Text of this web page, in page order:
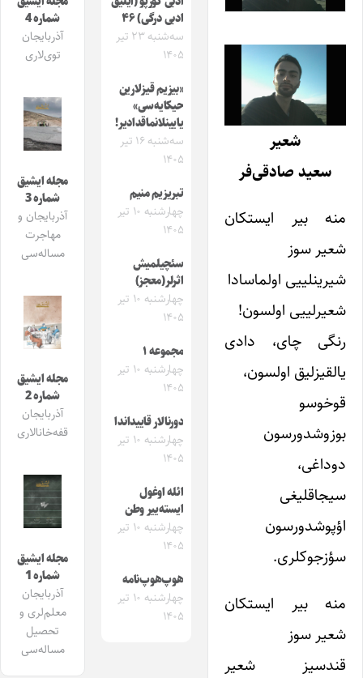
شعیر
سعید صادقی‌فر
منه بیر ایستکان
شعیر سوز
شیرینلییی اولماسادا
شعیرلییی اولسون!
رنگی چای، دادی
یالقیزلیق اولسون،
قوخوسو
بوزوشدورسون
دوداغی،
سیجاقلیغی
اؤپوشدورسون
سؤزجوکلری.
منه بیر ایستکان
شعیر سوز
قندسیز شعیر
ادبی درگی) ۴۶
سه‌شنبه ۲۳ تیر
۱۴۰۵
«بیزیم قیزلارین
حیکایه‌سی»
یایینلانماقدادیر!
سه‌شنبه ۱۶ تیر
۱۴۰۵
تبریزیم منیم
چهارشنبه ۱۰ تیر
۱۴۰۵
سئچیلمیش
اثرلر(معجز)
چهارشنبه ۱۰ تیر
۱۴۰۵
مجموعه ۱
چهارشنبه ۱۰ تیر
۱۴۰۵
دورنالار قاییداندا
چهارشنبه ۱۰ تیر
۱۴۰۵
ائله اوغول
ایسته‌ییر وطن
چهارشنبه ۱۰ تیر
۱۴۰۵
هوپ‌هوپ‌نامه
چهارشنبه ۱۰ تیر
۱۴۰۵
شماره 4
آذربایجان
توی‌لاری
مجله ایشیق
شماره 3
آذربایجان و
مهاجرت
مساله‌سی
مجله ایشیق
شماره 2
آذربایجان
قفه‌خانالاری
مجله ایشیق
شماره 1
آذربایجان
معلم‌لری و
تحصیل
مساله‌سی